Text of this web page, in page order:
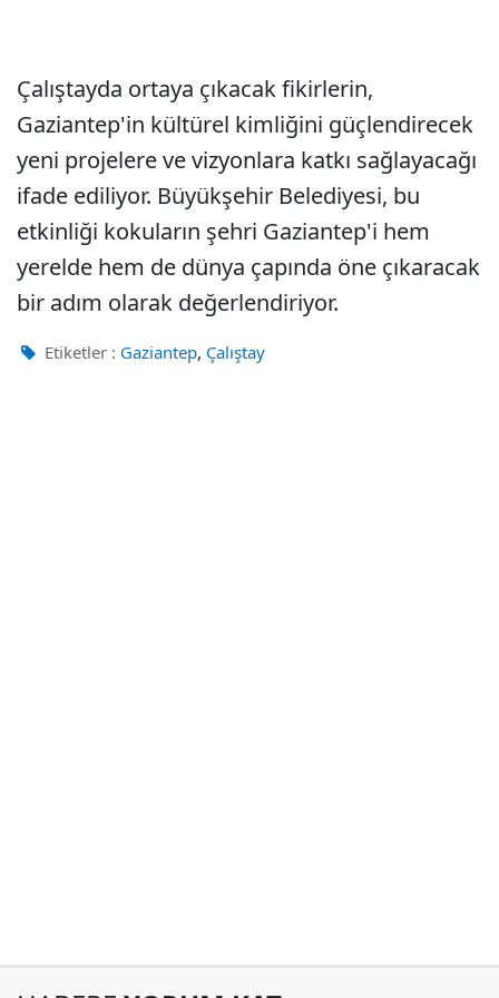
Çalıştayda ortaya çıkacak fikirlerin,
Gaziantep'in kültürel kimliğini güçlendirecek
yeni projelere ve vizyonlara katkı sağlayacağı
ifade ediliyor. Büyükşehir Belediyesi, bu
etkinliği kokuların şehri Gaziantep'i hem
yerelde hem de dünya çapında öne çıkaracak
bir adım olarak değerlendiriyor.
Etiketler : Gaziantep, Çalıştay